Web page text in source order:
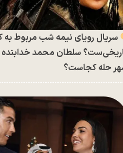
سریال رویای نیمه شب مربوط به
سلطان محمد
حله کجاست؟